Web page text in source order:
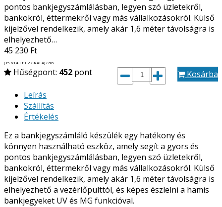
pontos bankjegyszámlálásban, legyen szó üzletekről,
bankokról, éttermekről vagy más vállalkozásokról. Külső
kijelzővel rendelkezik, amely akár 1,6 méter távolságra is
elhelyezhető…
45 230 Ft
(35 614 Ft+ 27% ÁFA) / db
Hűségpont: 452 pont
Kosárba
Leírás
Szállítás
Értékelés
Ez a bankjegyszámláló készülék egy hatékony és
könnyen használható eszköz, amely segít a gyors és
pontos bankjegyszámlálásban, legyen szó üzletekről,
bankokról, éttermekről vagy más vállalkozásokról. Külső
kijelzővel rendelkezik, amely akár 1,6 méter távolságra is
elhelyezhető a vezérlőpulttól, és képes észlelni a hamis
bankjegyeket UV és MG funkcióval.